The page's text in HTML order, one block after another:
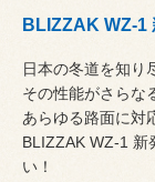
BLIZZAK WZ-1
日本の冬道を知り
その性能がさらな
あらゆる路面に対
BLIZZAK WZ-1
い！